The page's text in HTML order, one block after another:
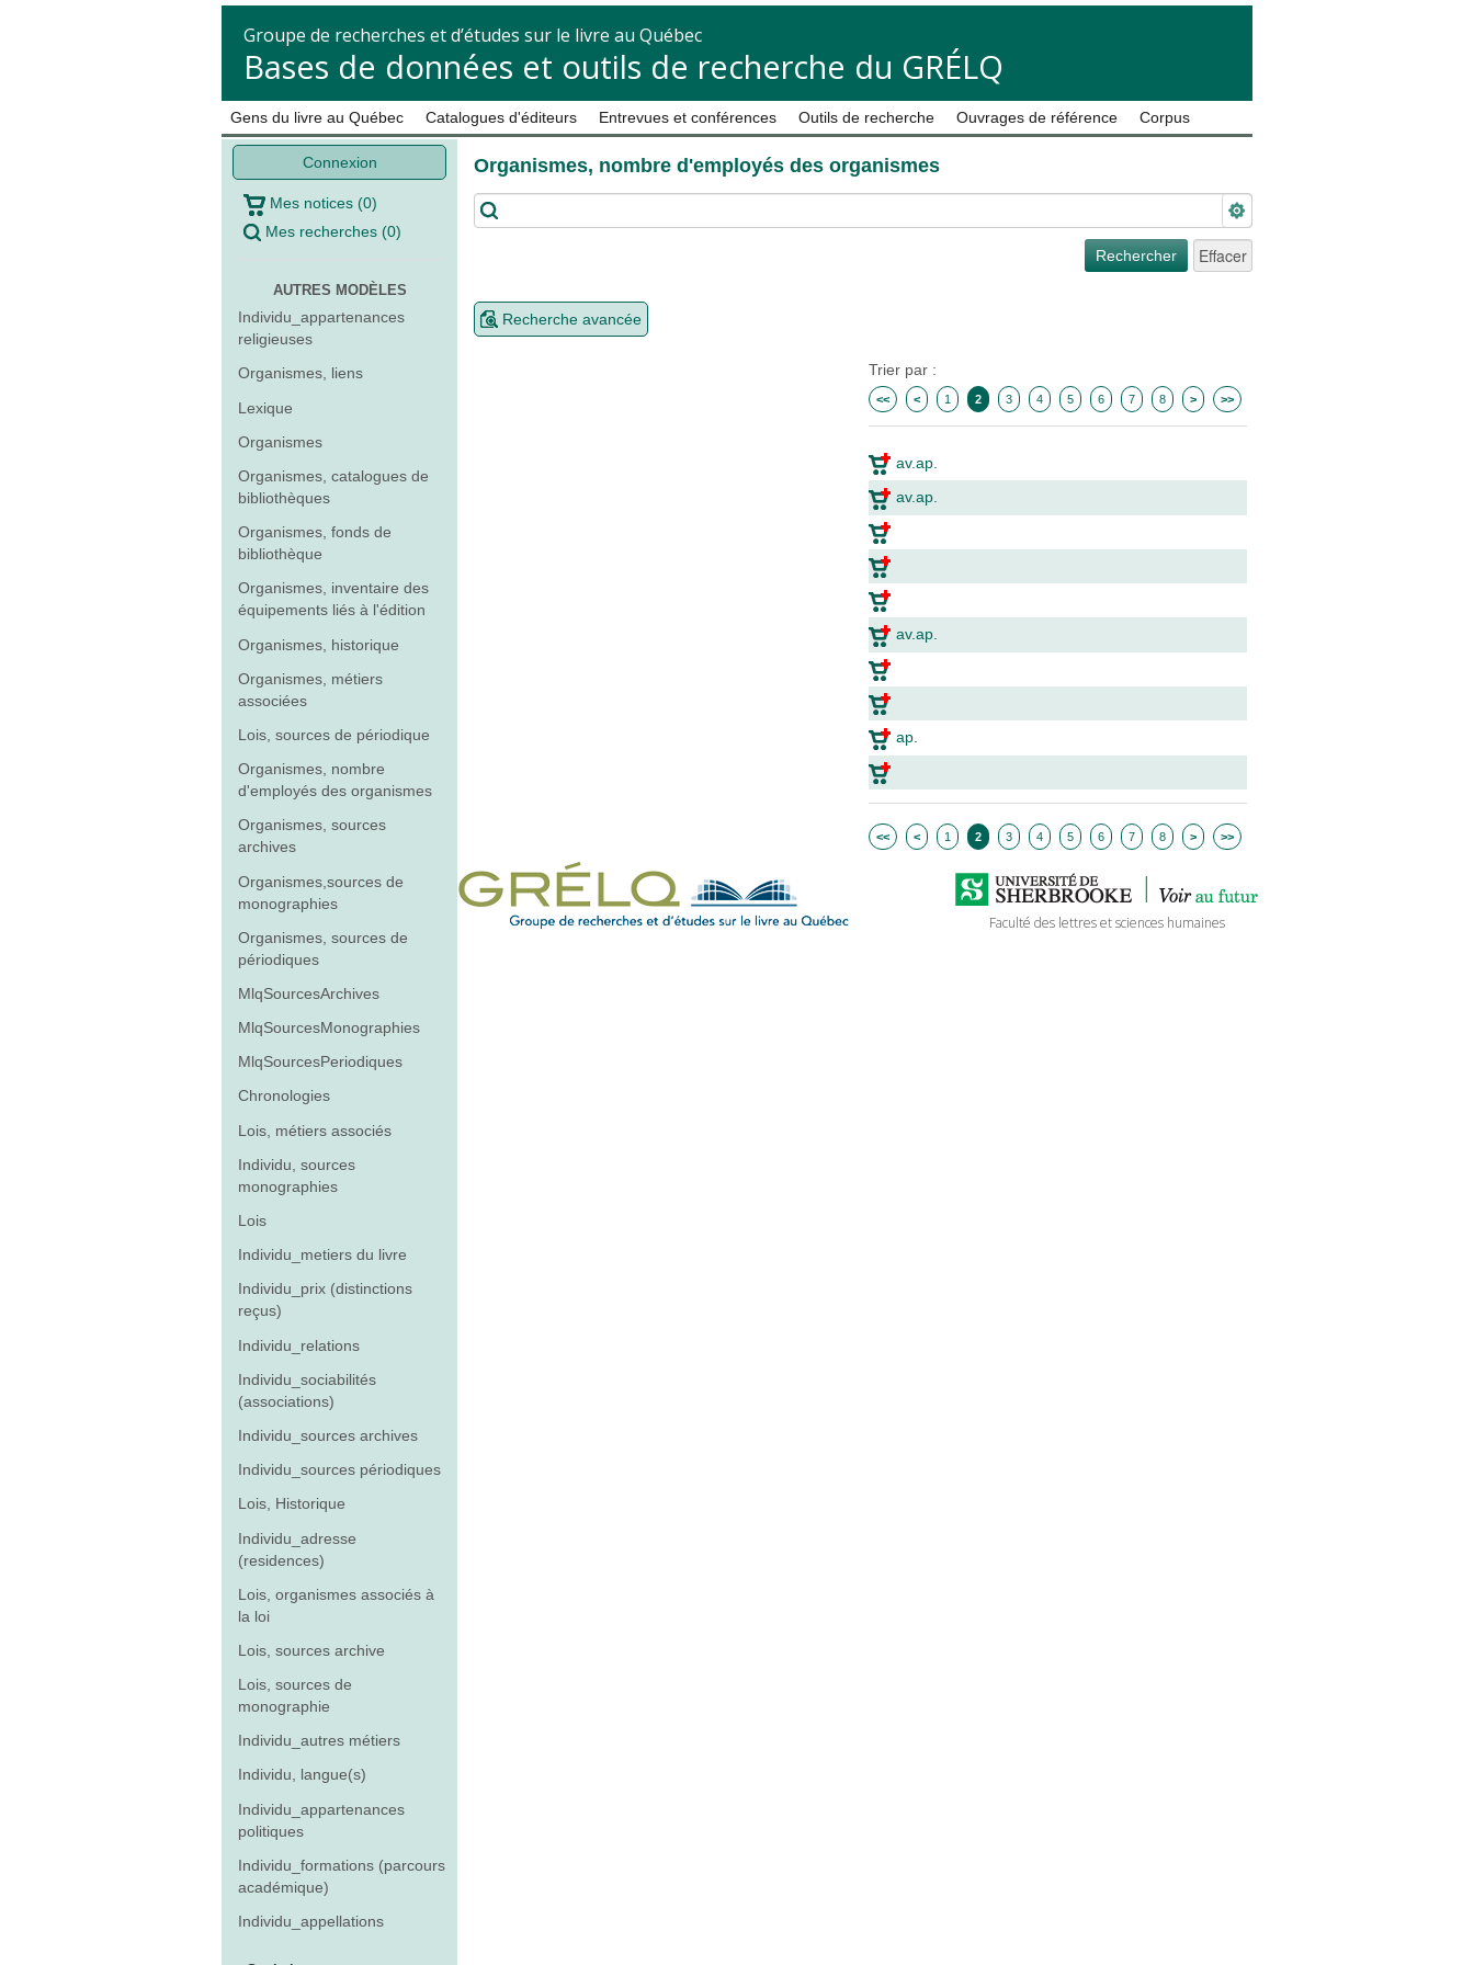
Groupe de recherches et d’études sur le livre au Québec
Bases de données et outils de recherche du GRÉLQ
Gens du livre au Québec Catalogues d'éditeurs Entrevues et conférences Outils de recherche Ouvrages de référence Corpus
Connexion
Mes notices (0)
Mes recherches (0)
AUTRES MODÈLES
Individu_appartenances
religieuses
Organismes, liens
Lexique
Organismes
Organismes, catalogues de
bibliothèques
Organismes, fonds de
bibliothèque
Organismes, inventaire des
équipements liés à l'édition
Organismes, historique
Organismes, métiers
associées
Lois, sources de périodique
Organismes, nombre
d'employés des organismes
Organismes, sources
archives
Organismes,sources de
monographies
Organismes, sources de
périodiques
MlqSourcesArchives
MlqSourcesMonographies
MlqSourcesPeriodiques
Chronologies
Lois, métiers associés
Individu, sources
monographies
Lois
Individu_metiers du livre
Individu_prix (distinctions
reçus)
Individu_relations
Individu_sociabilités
(associations)
Individu_sources archives
Individu_sources périodiques
Lois, Historique
Individu_adresse
(residences)
Lois, organismes associés à
la loi
Lois, sources archive
Lois, sources de
monographie
Individu_autres métiers
Individu, langue(s)
Individu_appartenances
politiques
Individu_formations (parcours
académique)
Individu_appellations
Organismes, nombre d'employés des organismes
Recherche avancée
Trier par :
<< < 1 2 3 4 5 6 7 8 > >>
av.ap.
av.ap.
av.ap.
ap.
<< < 1 2 3 4 5 6 7 8 > >>
Faculté des lettres et sciences humaines